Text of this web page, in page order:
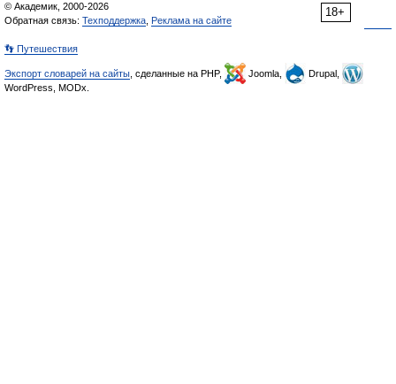
18+
© Академик, 2000-2026
Обратная связь: Техподдержка Реклама на сайте
👣 Путешествия
Экспорт словарей на сайты , сделанные на PHP, Joomla,
Drupal,
WordPress, MODx.